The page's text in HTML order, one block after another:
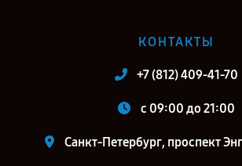
КОНТАКТЫ
+7 (812) 409-41-70
c 09:00 до 21:00
Санкт-Петербург, проспект